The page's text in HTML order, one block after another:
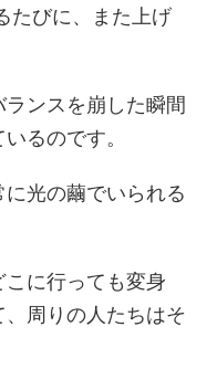
たびに、また上げ
ンスを崩した瞬間
るのです。
光の繭でいられる
に行っても変身
周りの人たちはそ